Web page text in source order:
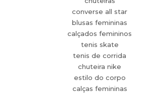
converse all star
blusas femininas
calçados femininos
tenis skate
tenis de corrida
chuteira nike
estilo do corpo
calças femininas